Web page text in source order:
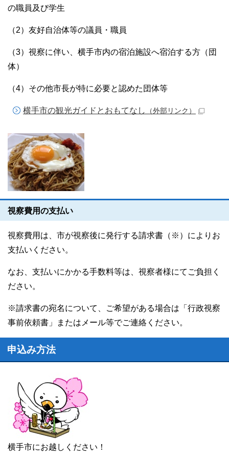
の職員及び学生
（2）友好自治体等の議員・職員
（3）視察に伴い、横手市内の宿泊施設へ宿泊する方（団
体）
（4）その他市長が特に必要と認めた団体等
横手市の観光ガイドとおもてなし （外部リンク）
視察費用の支払い
視察費用は、市が視察後に発行する請求書（※）によりお
支払いください。
なお、支払いにかかる手数料等は、視察者様にてご負担く
ださい。
※請求書の宛名について、ご希望がある場合は「行政視察
事前依頼書」またはメール等でご連絡ください。
申込み方法
横手市にお越しください！